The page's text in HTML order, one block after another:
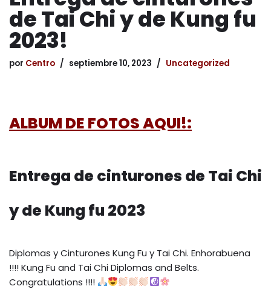
de Tai Chi y de Kung fu
2023!
por Centro septiembre 10, 2023 Uncategorized
ALBUM DE FOTOS AQUI!:
Entrega de cinturones de Tai Chi
y de Kung fu 2023
Diplomas y Cinturones Kung Fu y Tai Chi. Enhorabuena
!!!! Kung Fu and Tai Chi Diplomas and Belts.
Congratulations !!!!